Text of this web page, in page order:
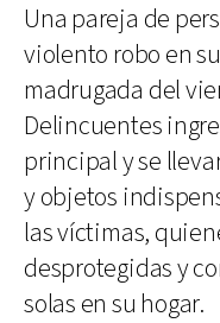
Una pareja de
violento robo en
madrugada del
Delincuentes
principal y se
y objetos
las víctimas,
desprotegidas y
solas en su hogar.